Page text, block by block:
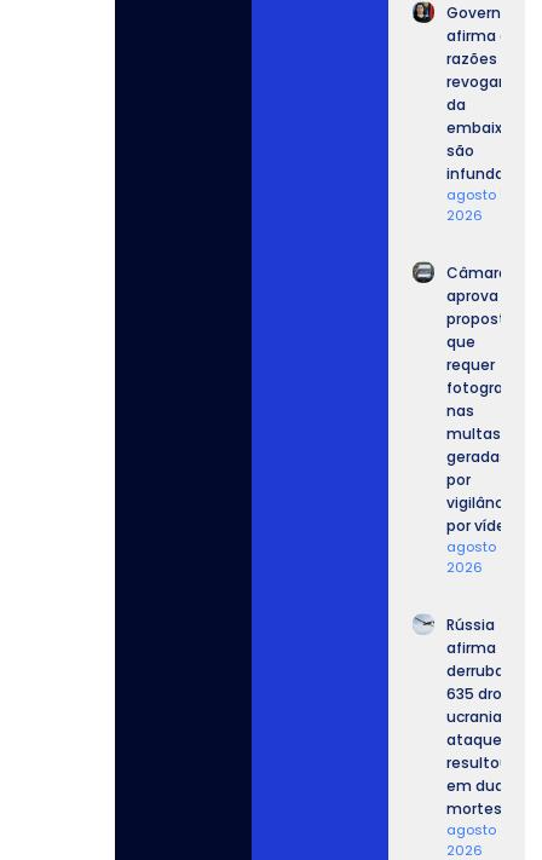
Governo
afirma que
razões para
revogar
da
são
infundadas.
agosto 5,
2026
Câmara
aprova
proposta
que
requer
fotografia
nas
multas
geradas
por
vigilância
por vídeo.
agosto 4,
2026
Rússia
afirma ter
derrubado
635 drones
ucranianos,
ataque
resultou
em duas
mortes.
agosto 4,
2026